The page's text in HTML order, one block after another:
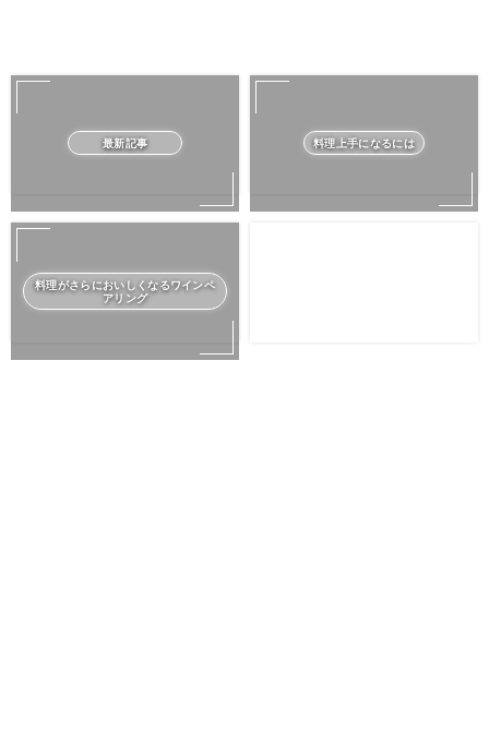
最新記事 料理上手になるには
料理がさらにおいしくなるワインペ
アリング